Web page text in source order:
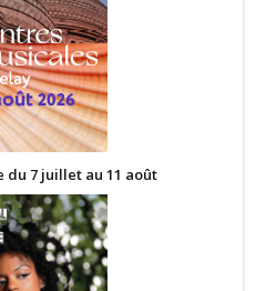
du 7 juillet au 11 août